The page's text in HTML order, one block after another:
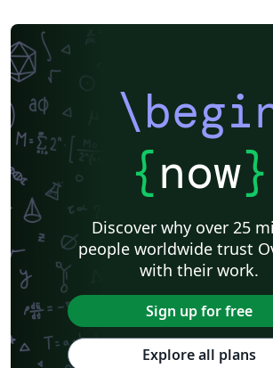
{now}
Discover why over 25
people worldwide trust
with their work.
Sign up for free
Explore all plans